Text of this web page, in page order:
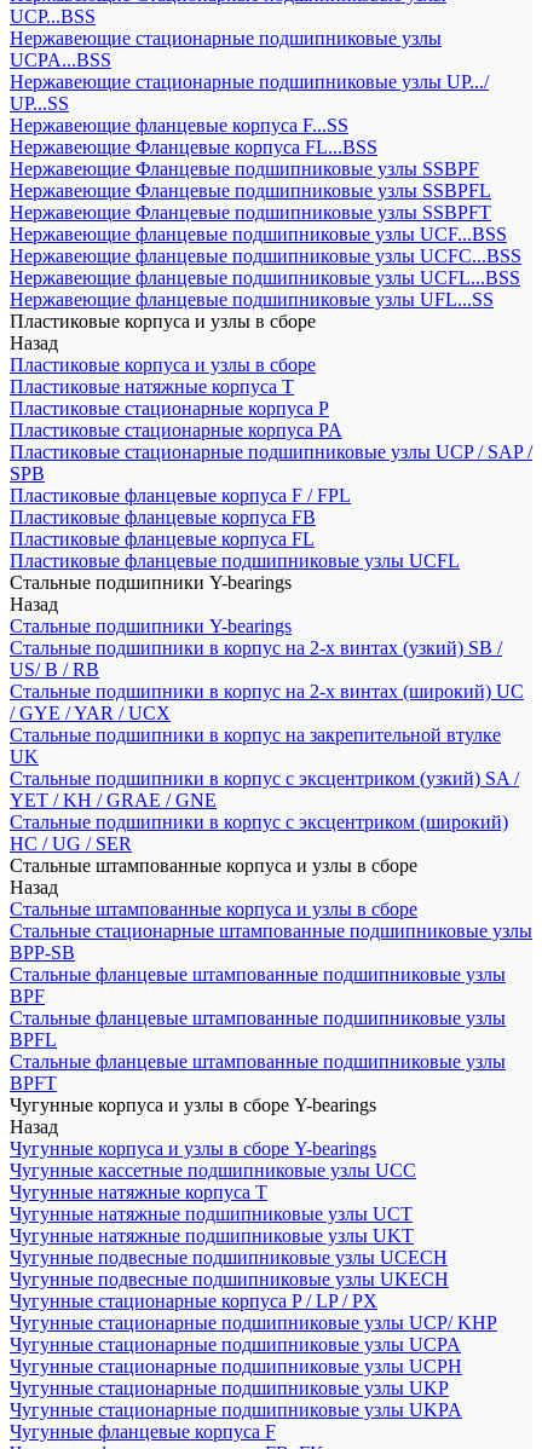
UCP...BSS
Нержавеющие стационарные подшипниковые узлы
UCPA...BSS
Нержавеющие стационарные подшипниковые узлы UP.../
UP...SS
Нержавеющие фланцевые корпуса F...SS
Нержавеющие Фланцевые корпуса FL...BSS
Нержавеющие Фланцевые подшипниковые узлы SSBPF
Нержавеющие Фланцевые подшипниковые узлы SSBPFL
Нержавеющие Фланцевые подшипниковые узлы SSBPFT
Нержавеющие фланцевые подшипниковые узлы UCF...BSS
Нержавеющие фланцевые подшипниковые узлы UCFC...BSS
Нержавеющие фланцевые подшипниковые узлы UCFL...BSS
Нержавеющие фланцевые подшипниковые узлы UFL...SS
Пластиковые корпуса и узлы в сборе
Назад
Пластиковые корпуса и узлы в сборе
Пластиковые натяжные корпуса T
Пластиковые стационарные корпуса P
Пластиковые стационарные корпуса PA
Пластиковые стационарные подшипниковые узлы UCP / SAP /
SPB
Пластиковые фланцевые корпуса F / FPL
Пластиковые фланцевые корпуса FB
Пластиковые фланцевые корпуса FL
Пластиковые фланцевые подшипниковые узлы UCFL
Стальные подшипники Y-bearings
Назад
Стальные подшипники Y-bearings
Стальные подшипники в корпус на 2-х винтах (узкий) SB /
US/ B / RB
Стальные подшипники в корпус на 2-х винтах (широкий) UC
/ GYE / YAR / UCX
Стальные подшипники в корпус на закрепительной втулке
UK
Стальные подшипники в корпус с эксцентриком (узкий) SA /
YET / KH / GRAE / GNE
Стальные подшипники в корпус с эксцентриком (широкий)
HC / UG / SER
Стальные штампованные корпуса и узлы в сборе
Назад
Стальные штампованные корпуса и узлы в сборе
Стальные стационарные штампованные подшипниковые узлы
BPP-SB
Стальные фланцевые штампованные подшипниковые узлы
BPF
Стальные фланцевые штампованные подшипниковые узлы
BPFL
Стальные фланцевые штампованные подшипниковые узлы
BPFT
Чугунные корпуса и узлы в сборе Y-bearings
Назад
Чугунные корпуса и узлы в сборе Y-bearings
Чугунные кассетные подшипниковые узлы UCC
Чугунные натяжные корпуса T
Чугунные натяжные подшипниковые узлы UCT
Чугунные натяжные подшипниковые узлы UKT
Чугунные подвесные подшипниковые узлы UCECH
Чугунные подвесные подшипниковые узлы UKECH
Чугунные стационарные корпуса P / LP / PX
Чугунные стационарные подшипниковые узлы UCP/ KHP
Чугунные стационарные подшипниковые узлы UCPA
Чугунные стационарные подшипниковые узлы UCPH
Чугунные стационарные подшипниковые узлы UKP
Чугунные стационарные подшипниковые узлы UKPA
Чугунные фланцевые корпуса F